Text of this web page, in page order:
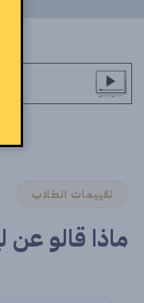
تقييمات الطلاب
ماذا قالو عن